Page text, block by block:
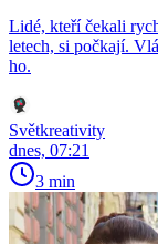
Lidé, kteří čekali
letech, si počkají.
ho.
Světkreativity
dnes, 07:21
3 min